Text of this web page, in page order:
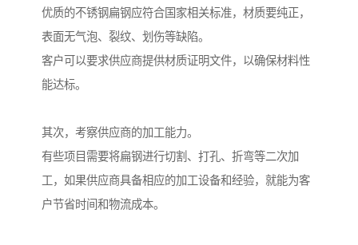
优质的不锈钢扁钢应符合国家相关标准，材质要纯正，
表面无气泡、裂纹、划伤等缺陷。
客户可以要求供应商提供材质证明文件，以确保材料性
能达标。
其次，考察供应商的加工能力。
有些项目需要将扁钢进行切割、打孔、折弯等二次加
工，如果供应商具备相应的加工设备和经验，就能为客
户节省时间和物流成本。